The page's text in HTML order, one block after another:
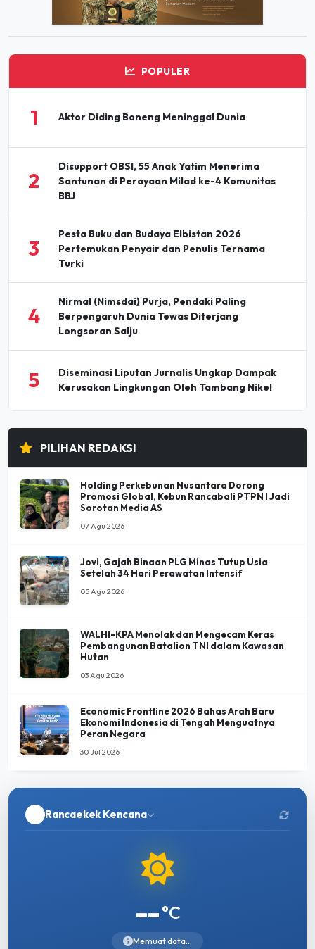
POPULER
1 Aktor Diding Boneng Meninggal Dunia
2
Disupport OBSI, 55 Anak Yatim Menerima
Santunan di Perayaan Milad ke-4 Komunitas
BBJ
3
Pesta Buku dan Budaya Elbistan 2026
Pertemukan Penyair dan Penulis Ternama
Turki
4
Nirmal (Nimsdai) Purja, Pendaki Paling
Berpengaruh Dunia Tewas Diterjang
Longsoran Salju
5
Diseminasi Liputan Jurnalis Ungkap Dampak
Kerusakan Lingkungan Oleh Tambang Nikel
PILIHAN REDAKSI
Holding Perkebunan Nusantara Dorong
Promosi Global, Kebun Rancabali PTPN I Jadi
Sorotan Media AS
07 Agu 2026
Jovi, Gajah Binaan PLG Minas Tutup Usia
Setelah 34 Hari Perawatan Intensif
05 Agu 2026
WALHI-KPA Menolak dan Mengecam Keras
Pembangunan Batalion TNI dalam Kawasan
Hutan
03 Agu 2026
Economic Frontline 2026 Bahas Arah Baru
Ekonomi Indonesia di Tengah Menguatnya
Peran Negara
30 Jul 2026
Rancaekek Kencana
--°C
Memuat data...